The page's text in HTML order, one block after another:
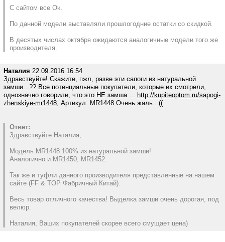
С сайтом все Ok.
По данной модели выставляли прошлогодние остатки со скидкой.
В десятых числах октября ожидаются аналогичные модели того же
производителя.
Наталия 22.09.2016 16:54
Здравствуйте! Скажите, пжл, разве эти сапоги из натуральной
замши...?? Все потенциальные покупатели, которые их смотрели,
однозначно говорили, что это НЕ замша ... http://kupiteoptom.ru/sapogi-
zhenskiye-mr1448, Артикул: MR1448 Очень жаль...((
Ответ:
Здравствуйте Наталия,
Модель MR1448 100% из натуральной замши!
Аналогично и MR1450, MR1452.
Так же и туфли данного производителя представленные на нашем
сайте (FF & TOP Фабричный Китай).
Весь товар отличного качества! Выделка замши очень дорогая, под
велюр.
Наталия, Ваших покупателей скорее всего смущает цена)